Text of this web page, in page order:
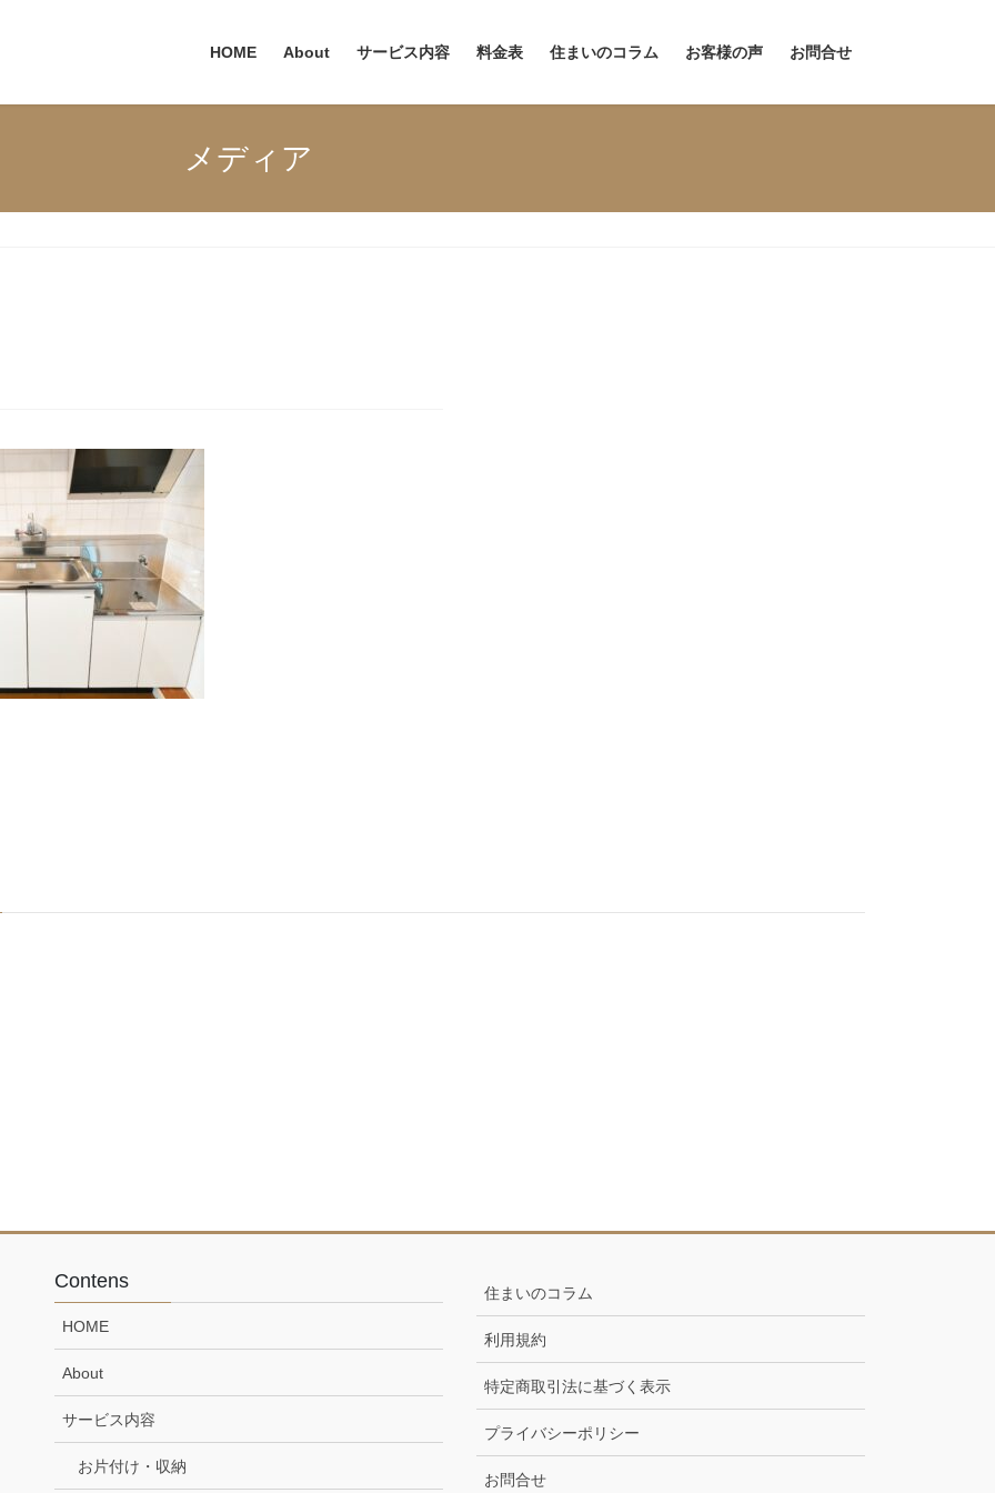
HOME About サービス内容 料金表 住まいのコラム お客様の声 お問合せ
メディア
Contens
HOME
About
サービス内容
お片付け・収納
住まいのコラム
利用規約
特定商取引法に基づく表示
プライバシーポリシー
お問合せ